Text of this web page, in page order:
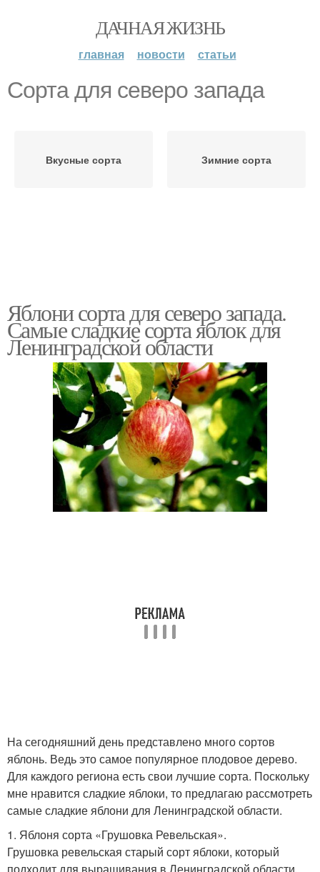
ДАЧНАЯ ЖИЗНЬ
главная новости статьи
Сорта для северо запада
Вкусные сорта Зимние сорта
Яблони сорта для северо запада.
Самые сладкие сорта яблок для
Ленинградской области
На сегодняшний день представлено много сортов
яблонь. Ведь это самое популярное плодовое дерево.
Для каждого региона есть свои лучшие сорта. Поскольку
мне нравится сладкие яблоки, то предлагаю рассмотреть
самые сладкие яблони для Ленинградской области.
1. Яблоня сорта «Грушовка Ревельская».
Грушовка ревельская старый сорт яблоки, который